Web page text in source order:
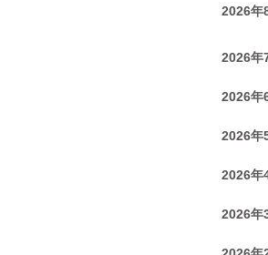
2026年
2026年
2026年
2026年
2026年
2026年